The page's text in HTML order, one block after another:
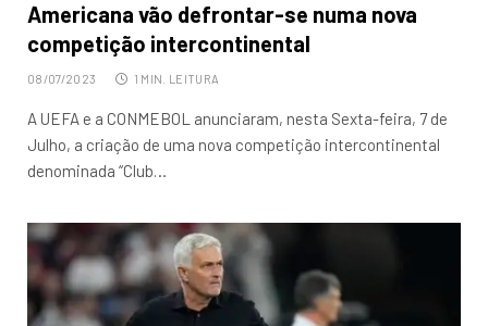
Americana vão defrontar-se numa nova
competição intercontinental
08/07/2023 1 MIN. LEITURA
A UEFA e a CONMEBOL anunciaram, nesta Sexta-feira, 7 de
Julho, a criação de uma nova competição intercontinental
denominada “Club…